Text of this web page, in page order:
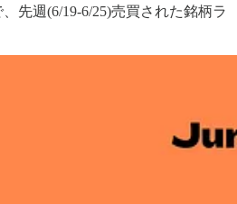
先週(6/19-6/25)売買された銘柄ラ